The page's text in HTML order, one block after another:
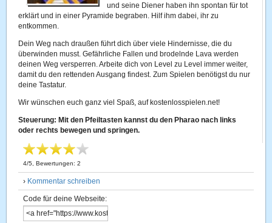
und seine Diener haben ihn spontan für tot
erklärt und in einer Pyramide begraben. Hilf ihm dabei, ihr zu
entkommen.
Dein Weg nach draußen führt dich über viele Hindernisse, die du
überwinden musst. Gefährliche Fallen und brodelnde Lava werden
deinen Weg versperren. Arbeite dich von Level zu Level immer weiter,
damit du den rettenden Ausgang findest. Zum Spielen benötigst du nur
deine Tastatur.
Wir wünschen euch ganz viel Spaß, auf kostenlosspielen.net!
Steuerung: Mit den Pfeiltasten kannst du den Pharao nach links
oder rechts bewegen und springen.
4/5 , Bewertungen:2
› Kommentar schreiben
Code für deine Webseite: